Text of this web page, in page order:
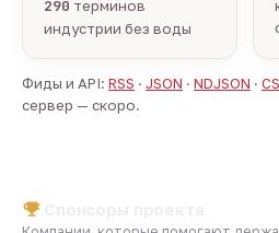
290 терминов
индустрии без воды
Фиды и API: RSS · JSON · NDJSON ·
сервер — скоро.